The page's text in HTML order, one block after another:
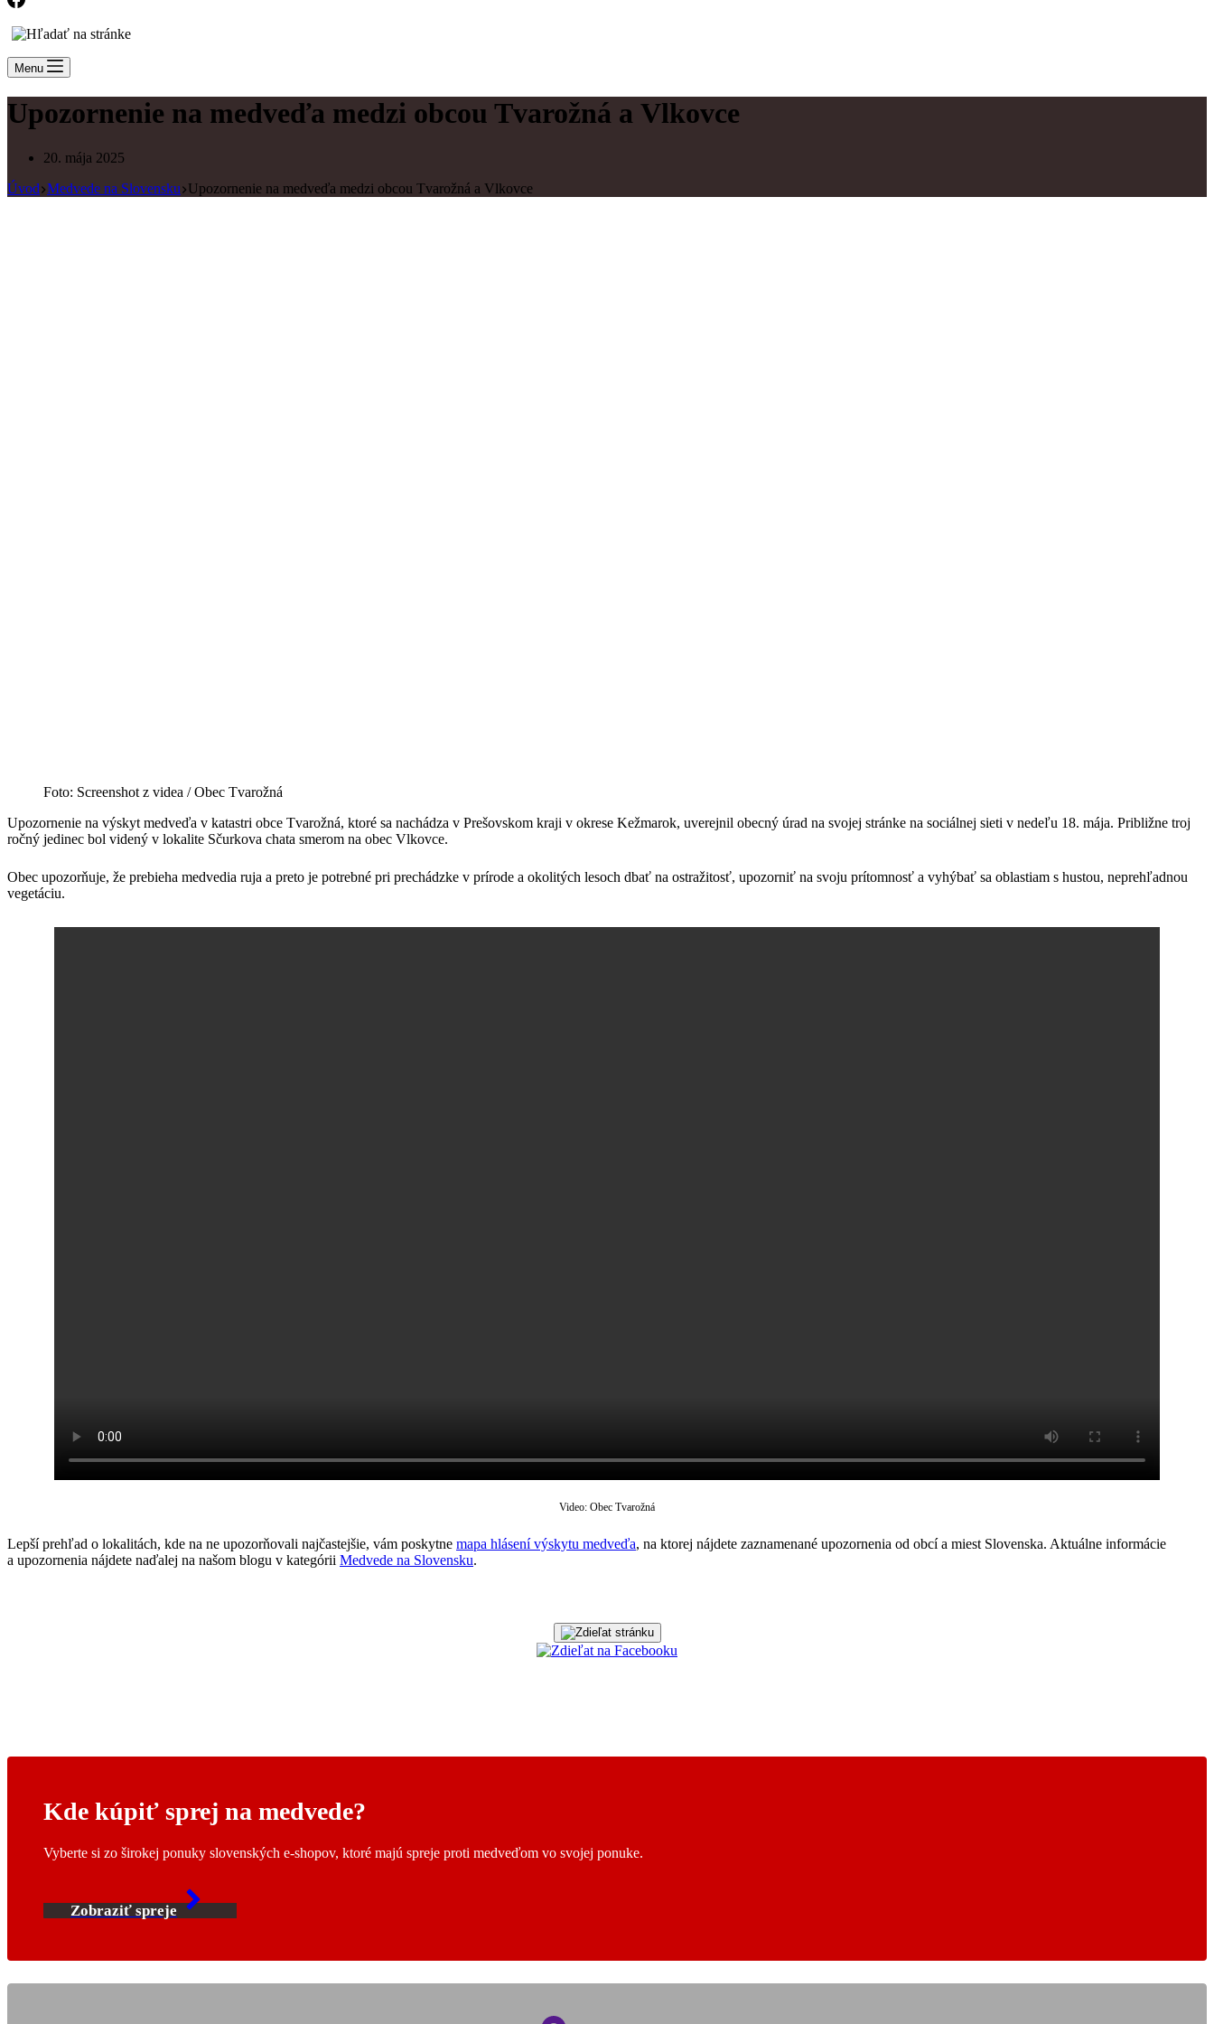
Menu
Upozornenie na medveďa medzi obcou Tvarožná a Vlkovce
20. mája 2025
Úvod Medvede na Slovensku Upozornenie na medveďa medzi obcou Tvarožná a Vlkovce
Foto: Screenshot z videa / Obec Tvarožná
Upozornenie na výskyt medveďa v katastri obce Tvarožná, ktoré sa nachádza v Prešovskom kraji v okrese Kežmarok, uverejnil obecný úrad na svojej stránke na sociálnej sieti v nedeľu 18. mája. Približne troj
ročný jedinec bol videný v lokalite Sčurkova chata smerom na obec Vlkovce.
Obec upozorňuje, že prebieha medvedia ruja a preto je potrebné pri prechádzke v prírode a okolitých lesoch dbať na ostražitosť, upozorniť na svoju prítomnosť a vyhýbať sa oblastiam s hustou, neprehľadnou
vegetáciu.
Video: Obec Tvarožná
Lepší prehľad o lokalitách, kde na ne upozorňovali najčastejšie, vám poskytne mapa hlásení výskytu medveďa, na ktorej nájdete zaznamenané upozornenia od obcí a miest Slovenska. Aktuálne informácie
a upozornenia nájdete naďalej na našom blogu v kategórii Medvede na Slovensku.
Kde kúpiť sprej na medvede?
Vyberte si zo širokej ponuky slovenských e-shopov, ktoré majú spreje proti medveďom vo svojej ponuke.
Zobraziť spreje